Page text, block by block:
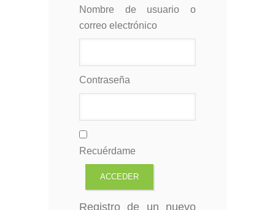
Nombre de usuario o
correo electrónico
Contraseña
Recuérdame
Registro de un nuevo